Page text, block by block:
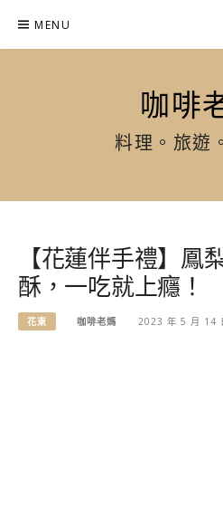
content
MENU
咖啡
料理。旅遊
【花蓮伴手禮】鳳
酥，一吃就上癮！
花東 咖啡老媽 2023 年 5 月 14